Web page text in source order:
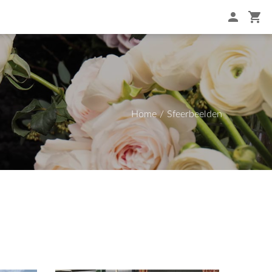
Home Sfeerbeelden